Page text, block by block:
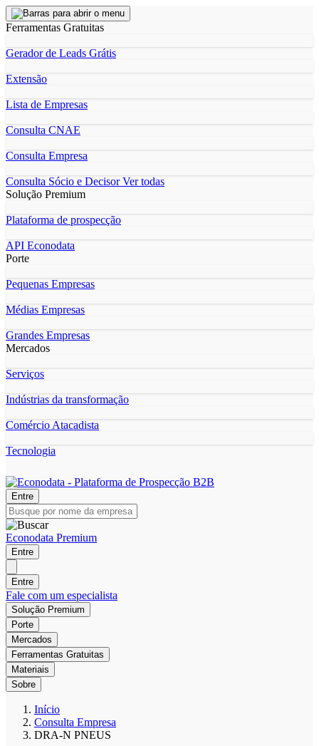
Ferramentas Gratuitas
Gerador de Leads Grátis
Extensão
Lista de Empresas
Consulta CNAE
Consulta Empresa
Consulta Sócio e DecisorVer todas
Solução Premium
Plataforma de prospecção
API Econodata
Porte
Pequenas Empresas
Médias Empresas
Grandes Empresas
Mercados
Serviços
Indústrias da transformação
Comércio Atacadista
Tecnologia
Entre
Econodata Premium
Entre
Entre
Fale com um especialista
Solução Premium
Porte
Mercados
Ferramentas Gratuitas
Materiais
Sobre
Início
Consulta Empresa
DRA-N PNEUS